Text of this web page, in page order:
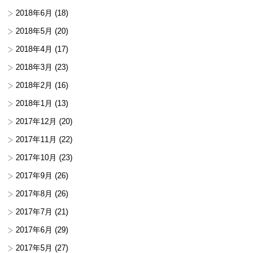
2018年6月 (18)
2018年5月 (20)
2018年4月 (17)
2018年3月 (23)
2018年2月 (16)
2018年1月 (13)
2017年12月 (20)
2017年11月 (22)
2017年10月 (23)
2017年9月 (26)
2017年8月 (26)
2017年7月 (21)
2017年6月 (29)
2017年5月 (27)